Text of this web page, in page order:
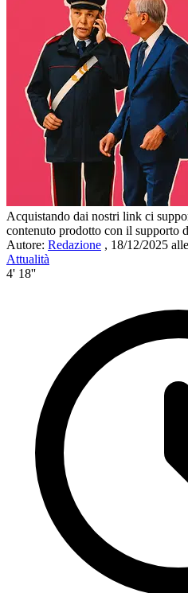
Acquistando dai nostri link ci
contenuto prodotto con il supporto
Autore: Redazione , 18/12/2025
Attualità
4' 18''